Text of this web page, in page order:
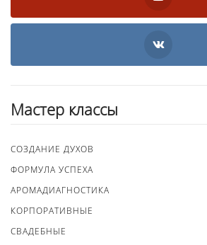
Мастер классы
СОЗДАНИЕ ДУХОВ
ФОРМУЛА УСПЕХА
АРОМАДИАГНОСТИКА
КОРПОРАТИВНЫЕ
СВАДЕБНЫЕ